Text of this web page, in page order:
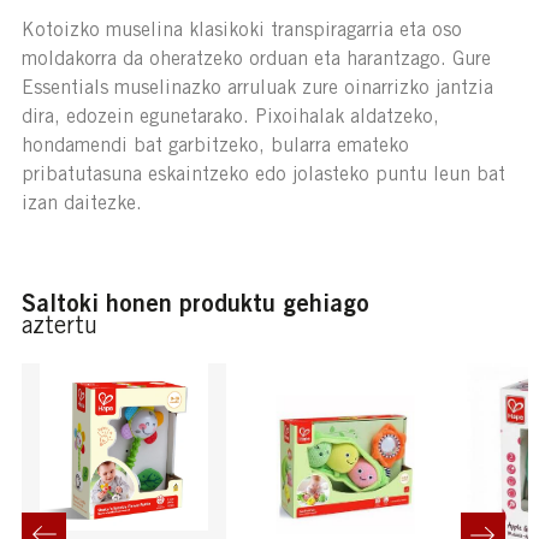
Kotoizko muselina klasikoki transpiragarria eta oso
moldakorra da oheratzeko orduan eta harantzago. Gure
Essentials muselinazko arruluak zure oinarrizko jantzia
dira, edozein egunetarako. Pixoihalak aldatzeko,
hondamendi bat garbitzeko, bularra emateko
pribatutasuna eskaintzeko edo jolasteko puntu leun bat
izan daitezke.
Saltoki honen produktu gehiago
aztertu